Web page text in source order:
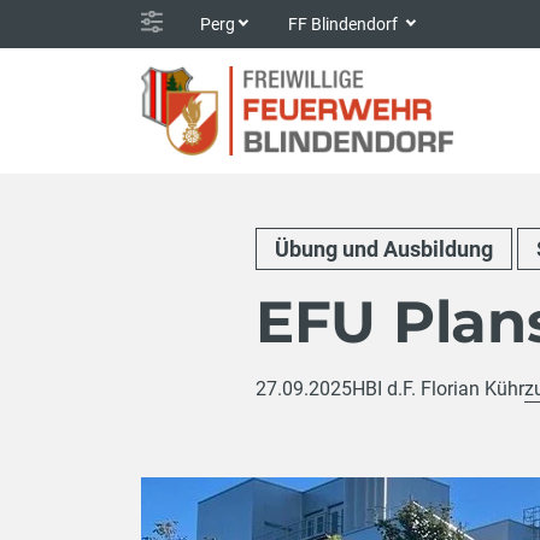
Perg FF Blindendorf
Übung und Ausbildung
EFU
27.09.2025HBI d.F. Florian Kühr